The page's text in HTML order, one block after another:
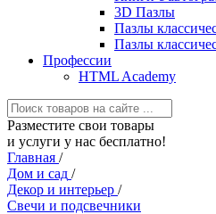
3D Пазлы
Пазлы
Пазлы
Профессии
HTML Academy
Разместите свои товары
и услуги у нас бесплатно!
Главная /
Дом и сад /
Декор и интерьер /
Свечи и подсвечники